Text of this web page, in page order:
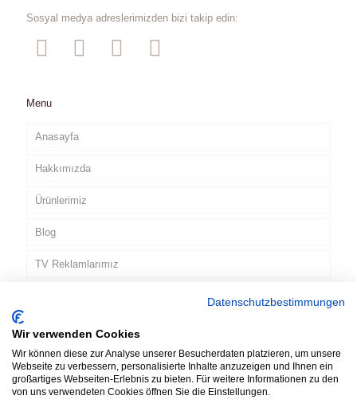
Sosyal medya adreslerimizden bizi takip edin:
Menu
Anasayfa
Hakkımızda
Ürünlerimiz
Blog
TV Reklamlarımız
TR
Datenschutzbestimmungen
Wir verwenden Cookies
Wir können diese zur Analyse unserer Besucherdaten platzieren, um unsere
Webseite zu verbessern, personalisierte Inhalte anzuzeigen und Ihnen ein
großartiges Webseiten-Erlebnis zu bieten. Für weitere Informationen zu den
von uns verwendeten Cookies öffnen Sie die Einstellungen.